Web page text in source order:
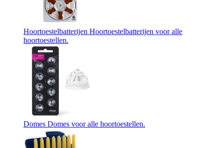
Hoortoestelbatterijen Hoortoestelbatterijen voor alle
hoortoestellen.
Domes Domes voor alle hoortoestellen.